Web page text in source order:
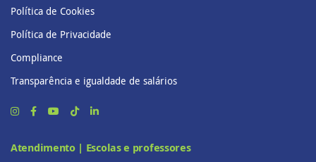
Política de Cookies
Política de Privacidade
Compliance
Transparência e igualdade de salários
Atendimento | Escolas e professores